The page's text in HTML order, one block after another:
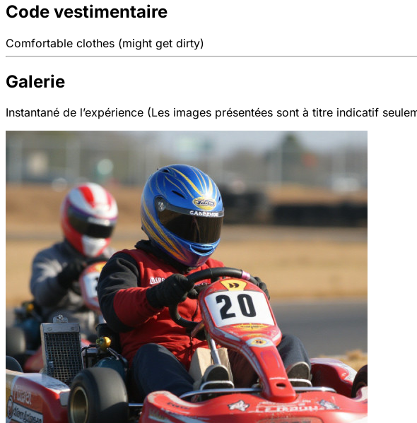
Code vestimentaire
Comfortable clothes (might get dirty)
Galerie
Instantané de l’expérience (Les images présentées sont à titre indicatif